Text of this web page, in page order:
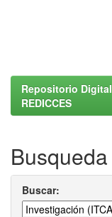
Repositorio
REDICCES
Busqueda
Buscar: